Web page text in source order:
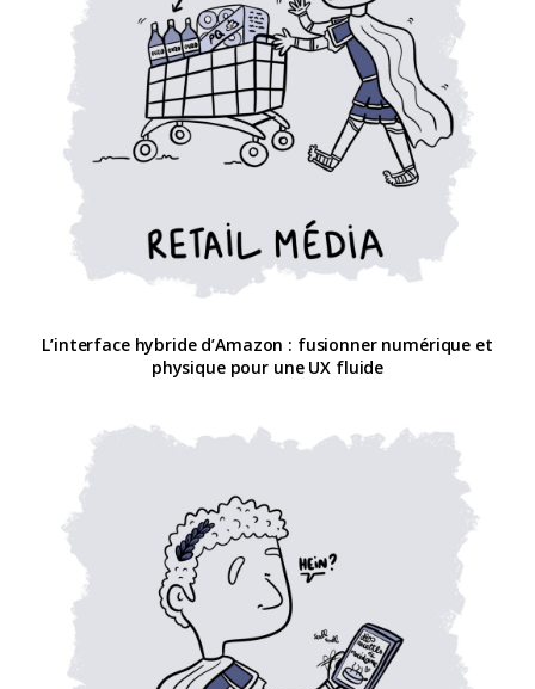
L’interface hybride d’Amazon : fusionner numérique et
physique pour une UX fluide